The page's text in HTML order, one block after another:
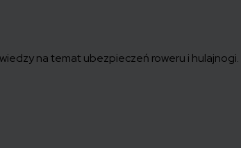
na temat ubezpieczeń roweru i hulajnogi.